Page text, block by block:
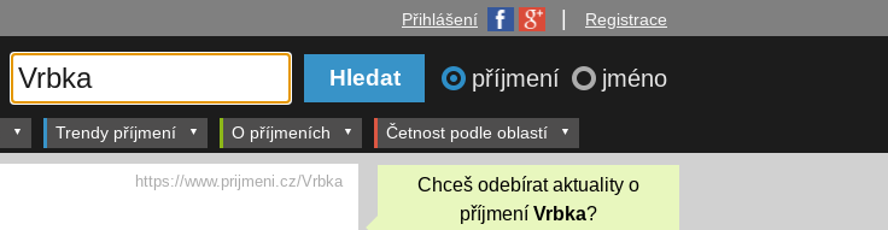
Přihlášení Registrace
příjmení jméno
Trendy příjmení O příjmeních Četnost podle oblastí
https://www.prijmeni.cz/Vrbka
Chceš odebírat aktuality o
příjmení Vrbka?